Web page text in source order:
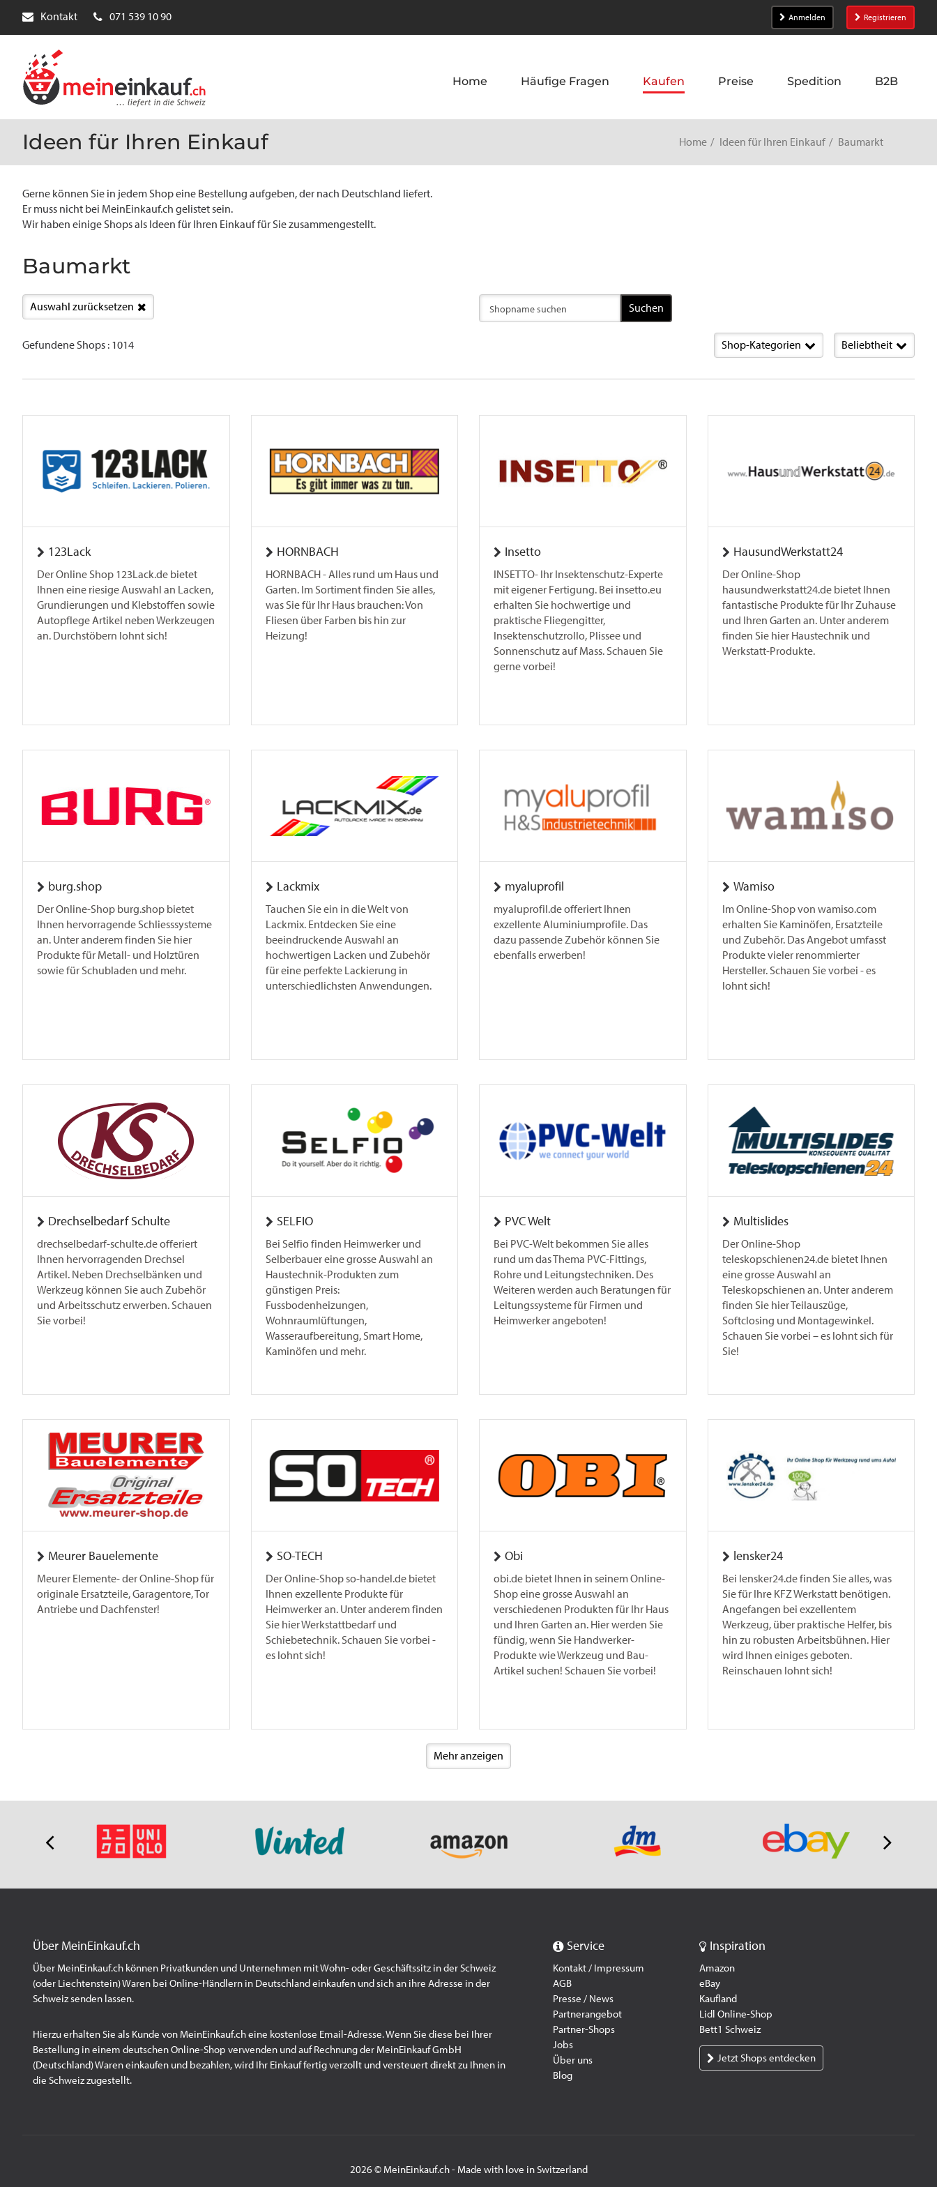
Kontakt 071 539 10 90 Anmelden Registrieren
Home Häufige Fragen Kaufen Preise Spedition B2B
Ideen für Ihren Einkauf Home Ideen für Ihren Einkauf Baumarkt
Gerne können Sie in jedem Shop eine Bestellung aufgeben, der nach Deutschland liefert.
Er muss nicht bei MeinEinkauf.ch gelistet sein.
Wir haben einige Shops als Ideen für Ihren Einkauf für Sie zusammengestellt.
Baumarkt
Auswahl zurücksetzen Suchen
Gefundene Shops : 1014 Shop-Kategorien Beliebtheit
123Lack
Der Online Shop 123Lack.de bietet
Ihnen eine riesige Auswahl an Lacken,
Grundierungen und Klebstoffen sowie
Autopflege Artikel neben Werkzeugen
an. Durchstöbern lohnt sich!
HORNBACH
HORNBACH - Alles rund um Haus und
Garten. Im Sortiment finden Sie alles,
was Sie für Ihr Haus brauchen: Von
Fliesen über Farben bis hin zur
Heizung!
Insetto
INSETTO- Ihr Insektenschutz-Experte
mit eigener Fertigung. Bei insetto.eu
erhalten Sie hochwertige und
praktische Fliegengitter,
Insektenschutzrollo, Plissee und
Sonnenschutz auf Mass. Schauen Sie
gerne vorbei!
HausundWerkstatt24
Der Online-Shop
hausundwerkstatt24.de bietet Ihnen
fantastische Produkte für Ihr Zuhause
und Ihren Garten an. Unter anderem
finden Sie hier Haustechnik und
Werkstatt-Produkte.
burg.shop
Der Online-Shop burg.shop bietet
Ihnen hervorragende Schliesssysteme
an. Unter anderem finden Sie hier
Produkte für Metall- und Holztüren
sowie für Schubladen und mehr.
Lackmix
Tauchen Sie ein in die Welt von
Lackmix. Entdecken Sie eine
beeindruckende Auswahl an
hochwertigen Lacken und Zubehör
für eine perfekte Lackierung in
unterschiedlichsten Anwendungen.
myaluprofil
myaluprofil.de offeriert Ihnen
exzellente Aluminiumprofile. Das
dazu passende Zubehör können Sie
ebenfalls erwerben!
Wamiso
Im Online-Shop von wamiso.com
erhalten Sie Kaminöfen, Ersatzteile
und Zubehör. Das Angebot umfasst
Produkte vieler renommierter
Hersteller. Schauen Sie vorbei - es
lohnt sich!
Drechselbedarf Schulte
drechselbedarf-schulte.de offeriert
Ihnen hervorragenden Drechsel
Artikel. Neben Drechselbänken und
Werkzeug können Sie auch Zubehör
und Arbeitsschutz erwerben. Schauen
Sie vorbei!
SELFIO
Bei Selfio finden Heimwerker und
Selberbauer eine grosse Auswahl an
Haustechnik-Produkten zum
günstigen Preis:
Fussbodenheizungen,
Wohnraumlüftungen,
Wasseraufbereitung, Smart Home,
Kaminöfen und mehr.
PVC Welt
Bei PVC-Welt bekommen Sie alles
rund um das Thema PVC-Fittings,
Rohre und Leitungstechniken. Des
Weiteren werden auch Beratungen für
Leitungssysteme für Firmen und
Heimwerker angeboten!
Multislides
Der Online-Shop
teleskopschienen24.de bietet Ihnen
eine grosse Auswahl an
Teleskopschienen an. Unter anderem
finden Sie hier Teilauszüge,
Softclosing und Montagewinkel.
Schauen Sie vorbei – es lohnt sich für
Sie!
Meurer Bauelemente
Meurer Elemente- der Online-Shop für
originale Ersatzteile, Garagentore, Tor
Antriebe und Dachfenster!
SO-TECH
Der Online-Shop so-handel.de bietet
Ihnen exzellente Produkte für
Heimwerker an. Unter anderem finden
Sie hier Werkstattbedarf und
Schiebetechnik. Schauen Sie vorbei -
es lohnt sich!
Obi
obi.de bietet Ihnen in seinem Online-
Shop eine grosse Auswahl an
verschiedenen Produkten für Ihr Haus
und Ihren Garten an. Hier werden Sie
fündig, wenn Sie Handwerker-
Produkte wie Werkzeug und Bau-
Artikel suchen! Schauen Sie vorbei!
lensker24
Bei lensker24.de finden Sie alles, was
Sie für Ihre KFZ Werkstatt benötigen.
Angefangen bei exzellentem
Werkzeug, über praktische Helfer, bis
hin zu robusten Arbeitsbühnen. Hier
wird Ihnen einiges geboten.
Reinschauen lohnt sich!
Mehr anzeigen
Über MeinEinkauf.ch
Über MeinEinkauf.ch können Privatkunden und Unternehmen mit Wohn- oder Geschäftssitz in der Schweiz
(oder Liechtenstein) Waren bei Online-Händlern in Deutschland einkaufen und sich an ihre Adresse in der
Schweiz senden lassen.
Hierzu erhalten Sie als Kunde von MeinEinkauf.ch eine kostenlose Email-Adresse. Wenn Sie diese bei Ihrer
Bestellung in einem deutschen Online-Shop verwenden und auf Rechnung der MeinEinkauf GmbH
(Deutschland) Waren einkaufen und bezahlen, wird Ihr Einkauf fertig verzollt und versteuert direkt zu Ihnen in
die Schweiz zugestellt.
Service
Kontakt / Impressum
AGB
Presse / News
Partnerangebot
Partner-Shops
Jobs
Über uns
Blog
Inspiration
Amazon
eBay
Kaufland
Lidl Online-Shop
Bett1 Schweiz
Jetzt Shops entdecken
2026 © MeinEinkauf.ch - Made with love in Switzerland